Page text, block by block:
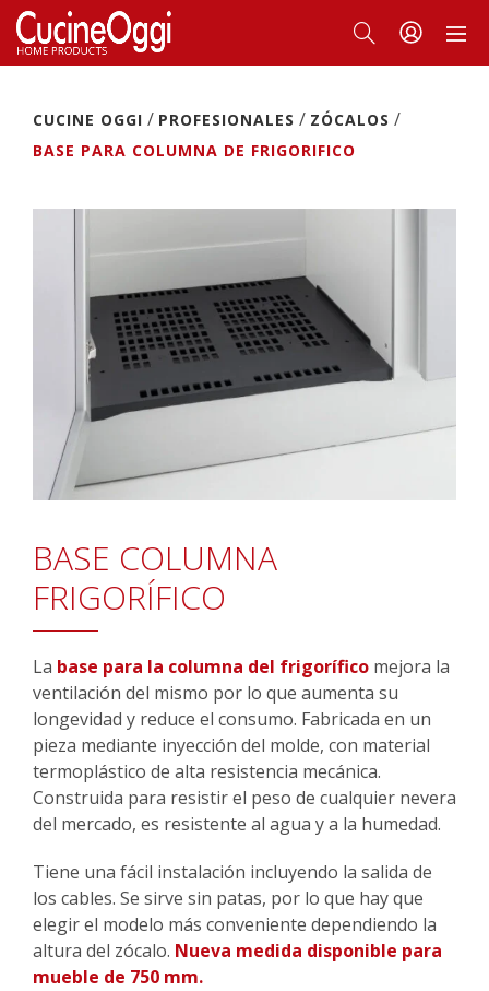
CUCINE OGGI / PROFESIONALES / ZÓCALOS /
BASE PARA COLUMNA DE FRIGORIFICO
BASE COLUMNA
FRIGORÍFICO
La base para la columna del frigorífico mejora la
ventilación del mismo por lo que aumenta su
longevidad y reduce el consumo. Fabricada en un
pieza mediante inyección del molde, con material
termoplástico de alta resistencia mecánica.
Construida para resistir el peso de cualquier nevera
del mercado, es resistente al agua y a la humedad.
Tiene una fácil instalación incluyendo la salida de
los cables. Se sirve sin patas, por lo que hay que
elegir el modelo más conveniente dependiendo la
altura del zócalo. Nueva medida disponible para
mueble de 750 mm.